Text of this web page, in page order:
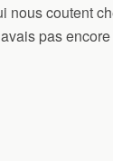
nous coutent
pas